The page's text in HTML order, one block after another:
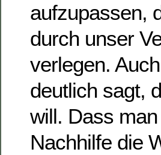
aufzupassen,
durch unser
verlegen.
deutlich sagt,
will. Dass
Nachhilfe die